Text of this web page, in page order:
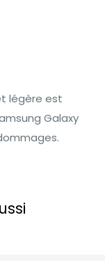
légère est
Galaxy